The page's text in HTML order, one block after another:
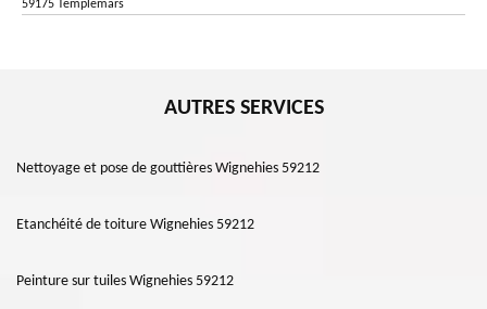
59175 Templemars
AUTRES SERVICES
Nettoyage et pose de gouttières Wignehies 59212
Etanchéité de toiture Wignehies 59212
Peinture sur tuiles Wignehies 59212